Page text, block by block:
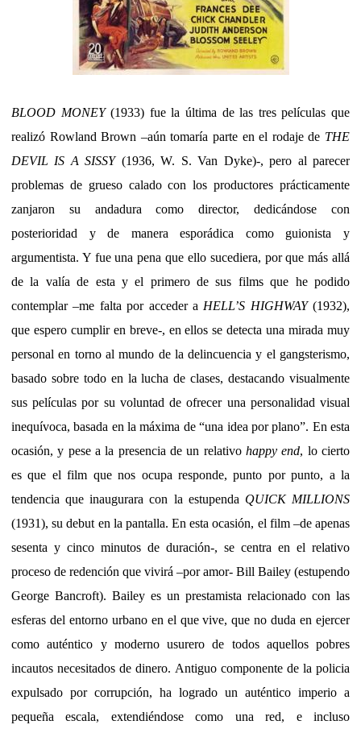
BLOOD MONEY(1933) fue la última de las tres películas que
realizó Rowland Brown –aún tomaría parte en el rodaje de THE
DEVIL IS A SISSY(1936, W. S. Van Dyke)-, pero al parecer
problemas de grueso calado con los productores prácticamente
zanjaron su andadura como director, dedicándose con
posterioridad y de manera esporádica como guionista y
argumentista. Y fue una pena que ello sucediera, por que más allá
de la valía de esta y el primero de sus films que he podido
contemplar –me falta por acceder a HELL’S HIGHWAY (1932),
que espero cumplir en breve-, en ellos se detecta una mirada muy
personal en torno al mundo de la delincuencia y el gangsterismo,
basado sobre todo en la lucha de clases, destacando visualmente
sus películas por su voluntad de ofrecer una personalidad visual
inequívoca, basada en la máxima de “una idea por plano”. En esta
ocasión, y pese a la presencia de un relativo happy end, lo cierto
es que el film que nos ocupa responde, punto por punto, a la
tendencia que inaugurara con la estupenda QUICK MILLIONS
(1931), su debut en la pantalla. En esta ocasión, el film –de apenas
sesenta y cinco minutos de duración-, se centra en el relativo
proceso de redención que vivirá –por amor- Bill Bailey (estupendo
George Bancroft). Bailey es un prestamista relacionado con las
esferas del entorno urbano en el que vive, que no duda en ejercer
como auténtico y moderno usurero de todos aquellos pobres
incautos necesitados de dinero. Antiguo componente de la policia
expulsado por corrupción, ha logrado un auténtico imperio a
pequeña escala, extendiéndose como una red, e incluso